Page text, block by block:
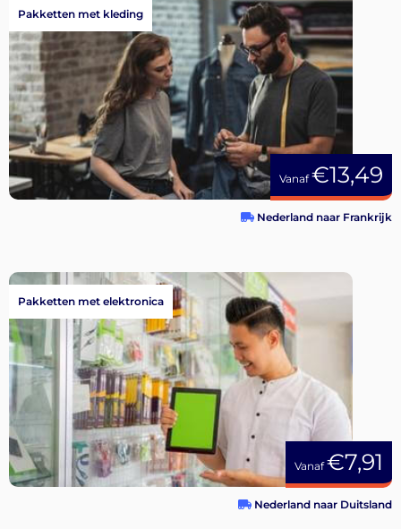
Vanaf€13,49
Pakketten met kleding
Nederland naar Frankrijk
Vanaf€7,91
Pakketten met elektronica
Nederland naar Duitsland